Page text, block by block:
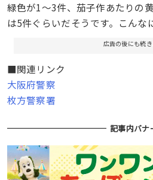
緑色が1～3件、茄子作あたりの
は5件ぐらいだそうです。こんな
広告の後にも続
■関連リンク
大阪府警察
枚方警察署
記事内バナ